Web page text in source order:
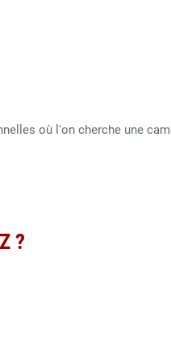
où l'on cherche une
?